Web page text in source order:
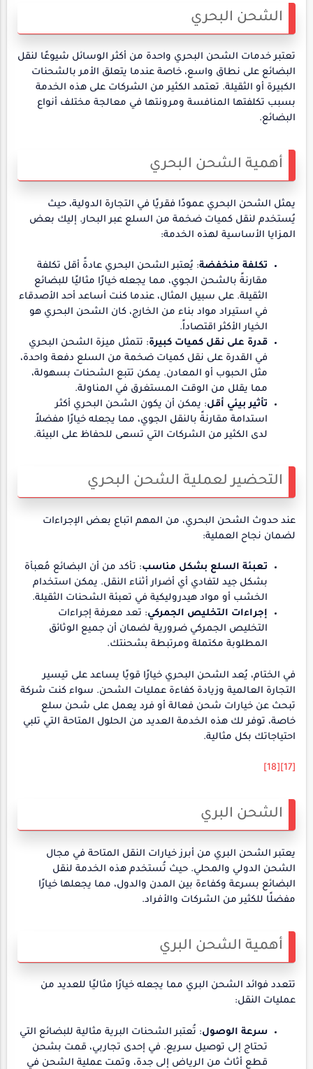
الشحن البحري
تعتبر خدمات الشحن البحري واحدة من أكثر الوسائل شيوعًا لنقل
البضائع على نطاق واسع، خاصة عندما يتعلق الأمر بالشحنات
الكبيرة أو الثقيلة. تعتمد الكثير من الشركات على هذه الخدمة
بسبب تكلفتها المنافسة ومرونتها في معالجة مختلف أنواع
البضائع.
أهمية الشحن البحري
يمثل الشحن البحري عمودًا فقريًا في التجارة الدولية، حيث
يُستخدم لنقل كميات ضخمة من السلع عبر البحار. إليك بعض
المزايا الأساسية لهذه الخدمة:
تكلفة منخفضة: يُعتبر الشحن البحري عادةً أقل تكلفة
مقارنةً بالشحن الجوي، مما يجعله خيارًا مثاليًا للبضائع
الثقيلة. على سبيل المثال، عندما كنت أساعد أحد الأصدقاء
في استيراد مواد بناء من الخارج، كان الشحن البحري هو
الخيار الأكثر اقتصاداً.
قدرة على نقل كميات كبيرة: تتمثل ميزة الشحن البحري
في القدرة على نقل كميات ضخمة من السلع دفعة واحدة،
مثل الحبوب أو المعادن. يمكن تتبع الشحنات بسهولة،
مما يقلل من الوقت المستغرق في المناولة.
تأثير بيئي أقل: يمكن أن يكون الشحن البحري أكثر
استدامة مقارنةً بالنقل الجوي، مما يجعله خيارًا مفضلاً
لدى الكثير من الشركات التي تسعى للحفاظ على البيئة.
التحضير لعملية الشحن البحري
عند حدوث الشحن البحري، من المهم اتباع بعض الإجراءات
لضمان نجاح العملية:
تعبئة السلع بشكل مناسب: تأكد من أن البضائع مُعبأة
بشكل جيد لتفادي أي أضرار أثناء النقل. يمكن استخدام
الخشب أو مواد هيدروليكية في تعبئة الشحنات الثقيلة.
إجراءات التخليص الجمركي: تعد معرفة إجراءات
التخليص الجمركي ضرورية لضمان أن جميع الوثائق
المطلوبة مكتملة ومرتبطة بشحنتك.
في الختام، يُعد الشحن البحري خيارًا قويًا يساعد على تيسير
التجارة العالمية وزيادة كفاءة عمليات الشحن. سواء كنت شركة
تبحث عن خيارات شحن فعالة أو فرد يعمل على شحن سلع
خاصة، توفر لك هذه الخدمة العديد من الحلول المتاحة التي تلبي
احتياجاتك بكل مثالية.
[17]
[18]
الشحن البري
يعتبر الشحن البري من أبرز خيارات النقل المتاحة في مجال
الشحن الدولي والمحلي. حيث تُستخدم هذه الخدمة لنقل
البضائع بسرعة وكفاءة بين المدن والدول، مما يجعلها خيارًا
مفضلًا للكثير من الشركات والأفراد.
أهمية الشحن البري
تتعدد فوائد الشحن البري مما يجعله خيارًا مثاليًا للعديد من
عمليات النقل:
سرعة الوصول: تُعتبر الشحنات البرية مثالية للبضائع التي
تحتاج إلى توصيل سريع. في إحدى تجاربي، قمت بشحن
قطع أثاث من الرياض إلى جدة، وتمت عملية الشحن في